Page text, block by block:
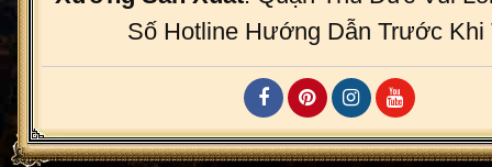
Số Hotline Hướng Dẫn Trước Khi